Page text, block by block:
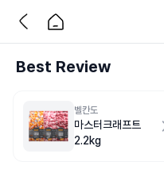
Best Review
벨칸도
마스터크래프트
2.2kg